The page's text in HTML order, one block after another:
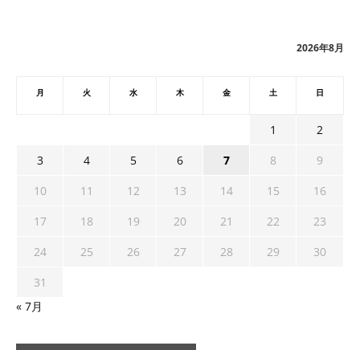
2026年8月
月 火 水 木 金 土 日
1
2
3
4 5 6 7 8
9
10
11 12 13 14 15
16
17
18 19 20 21 22
23
24
25 26 27 28 29
30
31
« 7月